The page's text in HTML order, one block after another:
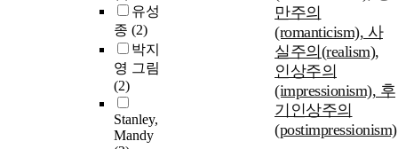
유성
종 (2)
박지
영 그림
(2)
Stanley,
Mandy
만주의
(romanticism), 사
실주의(realism),
인상주의
(impressionism), 후
기인상주의
(postimpressionism)